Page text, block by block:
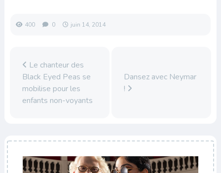
400 0 juin 14, 2014
Le chanteur des
Black Eyed Peas se
mobilise pour les
enfants non-voyants
Dansez avec Neymar
!